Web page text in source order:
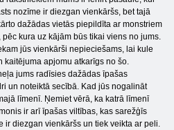
nozīme ir diezgan vienkāršs, bet tajā
dažādas vietās piepildīta ar monstriem
kura uz kājām būs tikai viens no jums.
jūs vienkārši nepieciešams, lai kule
kaitējuma apjomu atkarīgs no šo.
jums radīsies dažādas īpašas
un noteiktā secībā. Kad jūs nogalināt
līmenī. Ņemiet vērā, ka katrā līmenī
ir arī īpašas viltības, kas sarežģīs
ir diezgan vienkāršs un tiek veikta ar peli.